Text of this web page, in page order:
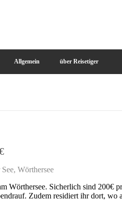
Allgemein über Reisetiger
, Wörthersee
Wörthersee. Sicherlich sind
Zudem residiert ihr dort,